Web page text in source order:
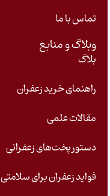
تماس با ما
وبلاگ و منابع
بلاگ
راهنمای خرید زعفران
مقالات علمی
دستور پخت‌های زعفرانی
فواید زعفران برای سلامتی